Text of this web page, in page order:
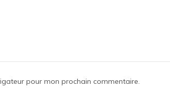
pour mon prochain commentaire.